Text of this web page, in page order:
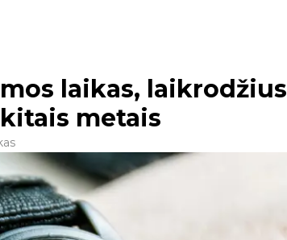
laikas, laikrodžius
metais